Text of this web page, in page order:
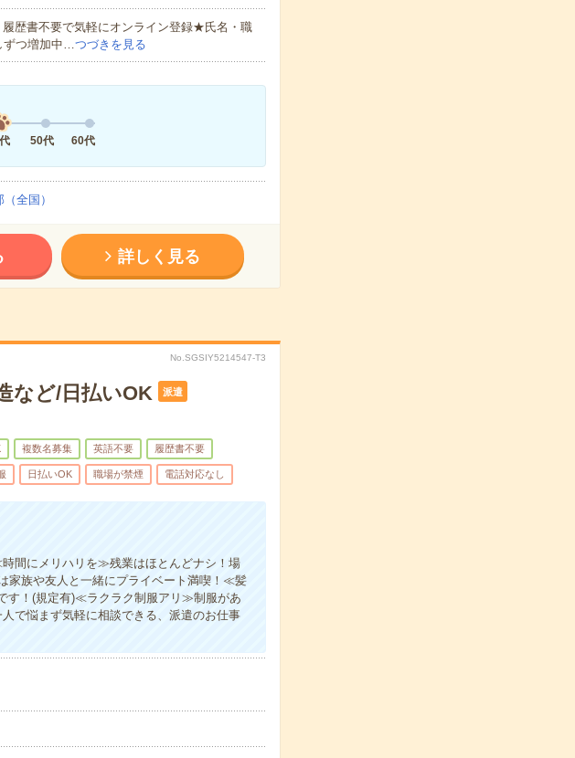
歴書不要で気軽にオンライン登録★氏名・職
ずつ増加中…つづきを見る
50代 60代
全国）
詳しく見る
No.SGSIY5214547-T3
など/日払いOK 派遣
複数名募集 英語不要 履歴書不要
日払いOK 職場が禁煙 電話対応なし
間にメリハリを≫残業はほとんどナシ！場
家族や友人と一緒にプライベート満喫！≪髪
す！(規定有)≪ラクラク制服アリ≫制服があ
で悩まず気軽に相談できる、派遣のお仕事